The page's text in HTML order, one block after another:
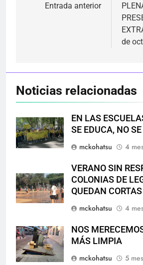
Entrada anterior
de
Noticias relacionadas
EN LAS
SE EDUCA, NO
mckohatsu
4
VERANO SIN
COLONIAS DE
QUEDAN CORTAS
mckohatsu
4
NOS
MÁS LIMPIA
mckohatsu
5